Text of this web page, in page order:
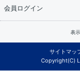
会員ログイン
表
サイトマッ
Copyright(C)